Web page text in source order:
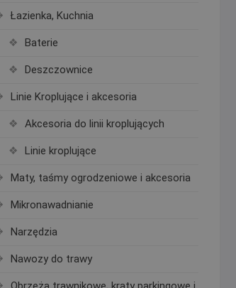
Łazienka, Kuchnia
Baterie
Deszczownice
Linie Kroplujące i akcesoria
Akcesoria do linii kroplujących
Linie kroplujące
Maty, taśmy ogrodzeniowe i akcesoria
Mikronawadnianie
Narzędzia
Nawozy do trawy